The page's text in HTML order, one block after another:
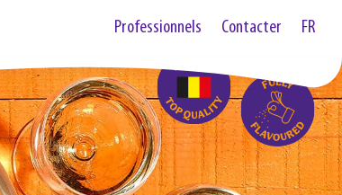
Professionnels Contacter FR